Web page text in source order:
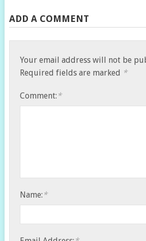
ADD A COMMENT
Your email address will not be
Required fields are marked *
Comment: *
Name: *